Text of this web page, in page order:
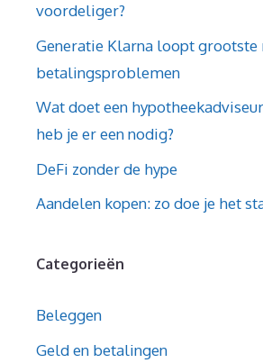
voordeliger?
Generatie Klarna loopt grootste
betalingsproblemen
Wat doet een
heb je er een nodig?
DeFi zonder de hype
Aandelen kopen: zo doe je het
Categorieën
Beleggen
Geld en betalingen